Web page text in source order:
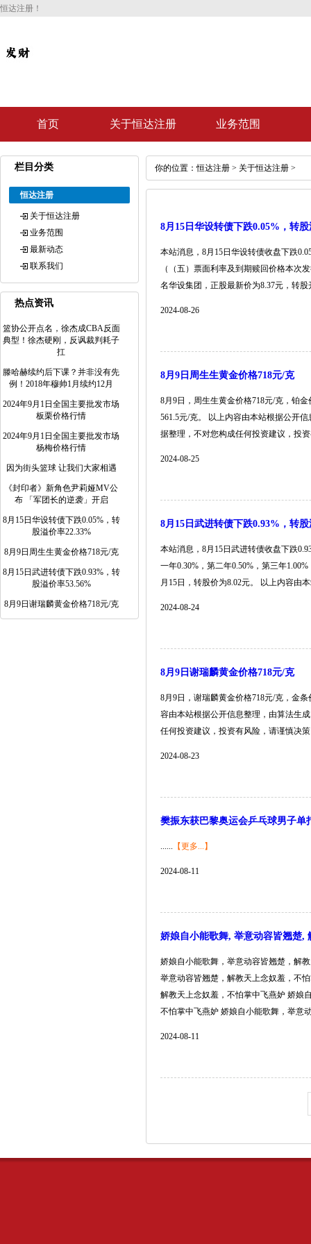
恒达注册！
首页 关于恒达注册 业务范围
栏目分类
恒达注册
关于恒达注册
业务范围
最新动态
联系我们
热点资讯
篮协公开点名，徐杰成CBA反面
典型！徐杰硬刚，反讽裁判耗子
扛
滕哈赫续约后下课？并非没有先
例！2018年穆帅1月续约12月
2024年9月1日全国主要批发市场
板栗价格行情
2024年9月1日全国主要批发市场
杨梅价格行情
因为街头篮球 让我们大家相遇
《封印者》新角色尹莉娅MV公
布 「军团长的逆袭」开启
8月15日华设转债下跌0.05%，转
股溢价率22.33%
8月9日周生生黄金价格718元/克
8月15日武进转债下跌0.93%，转
股溢价率53.56%
8月9日谢瑞麟黄金价格718元/克
你的位置：恒达注册 > 关于恒达注册 >
8月15日华设转债下跌0.05%，转
本站消息，8月15日华设转债收盘下跌
（（五）票面利率及到期赎回价格本次
名华设集团，正股最新价为8.37元，转
2024-08-26
8月9日周生生黄金价格718元/克
8月9日，周生生黄金价格718元/克，铂
561.5元/克。 以上内容由本站根据公开
据整理，不对您构成任何投资建议，投
2024-08-25
8月15日武进转债下跌0.93%，转
本站消息，8月15日武进转债收盘下跌
一年0.30%，第二年0.50%，第三年
月15日，转股价为8.02元。 以上内容由
2024-08-24
8月9日谢瑞麟黄金价格718元/克
8月9日，谢瑞麟黄金价格718元/克，金
容由本站根据公开信息整理，由算法生
任何投资建议，投资有风险，请谨慎决策
2024-08-23
樊振东获巴黎奥运会乒乓球男子单
...... 【更多...】
2024-08-11
娇娘自小能歌舞, 举意动容皆翘楚,
娇娘自小能歌舞，举意动容皆翘楚，解
举意动容皆翘楚，解教天上念奴羞，不
解教天上念奴羞，不怕掌中飞燕妒 娇娘
不怕掌中飞燕妒 娇娘自小能歌舞，举意
2024-08-11